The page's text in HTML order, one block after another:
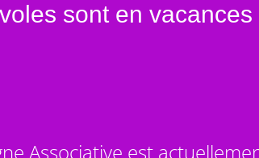
sont en vacances
Associative est